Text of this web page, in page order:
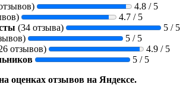
4.8 / 5
4.7 / 5
(34 отзыва)
5 / 5
5 / 5
отзывов)
4.9 / 5
5 / 5
оценках отзывов на Яндексе.